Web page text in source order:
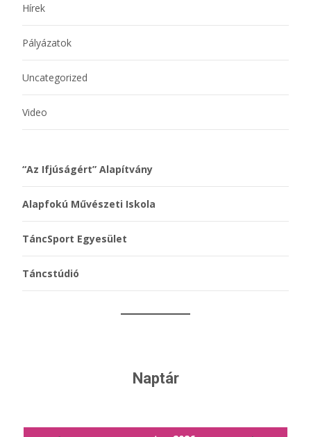
Hírek
Pályázatok
Uncategorized
Video
“Az Ifjúságért” Alapítvány
Alapfokú Művészeti Iskola
TáncSport Egyesület
Táncstúdió
Naptár